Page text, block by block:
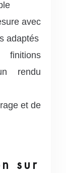
avec
adaptés
rendu
et de
sur